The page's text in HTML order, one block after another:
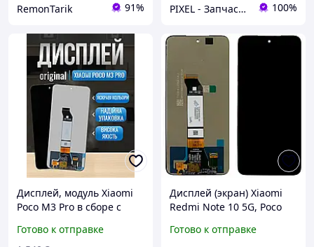
RemonTarik 91% PIXEL - Запчастини для телефону 100%
Дисплей, модуль Xiaomi
Poco M3 Pro в сборе с
Ксиоми Поко М3 Про
Готово к отправке
Дисплей (экран) Xiaomi
Redmi Note 10 5G, Poco
(AAAA)
Готово к отправке